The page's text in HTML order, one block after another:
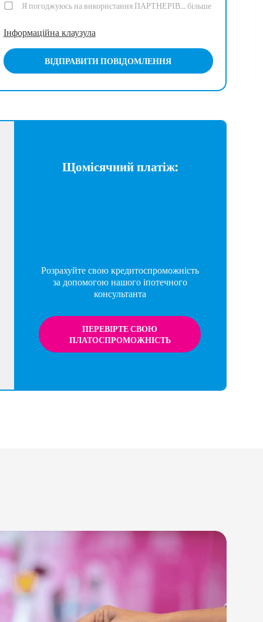
Я погоджуюсь на використання ПАРТНЕРІВ...більше
Інформаційна клаузула
ВІДПРАВИТИ ПОВІДОМЛЕННЯ
Щомісячний платіж:
Розрахуйте свою кредитоспроможність
за допомогою нашого іпотечного
консультанта
ПЕРЕВІРТЕ СВОЮ
ПЛАТОСПРОМОЖНІСТЬ